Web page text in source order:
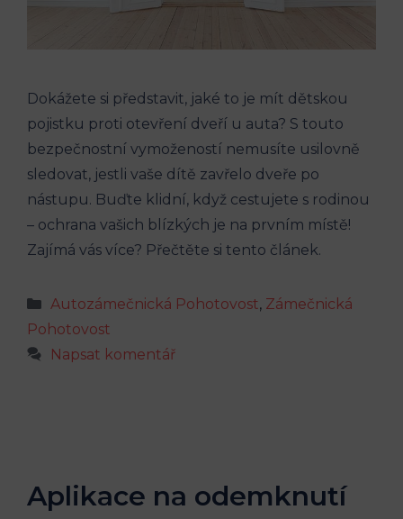
Dokážete si představit, jaké to je mít dětskou
pojistku proti otevření dveří u auta? S touto
bezpečnostní vymožeností nemusíte usilovně
sledovat, jestli vaše dítě zavřelo dveře po
nástupu. Buďte klidní, když cestujete s rodinou
– ochrana vašich blízkých je na prvním místě!
Zajímá vás více? Přečtěte si tento článek.
Rubriky
Autozámečnická Pohotovost, Zámečnická
Pohotovost
Napsat komentář
Aplikace na odemknutí